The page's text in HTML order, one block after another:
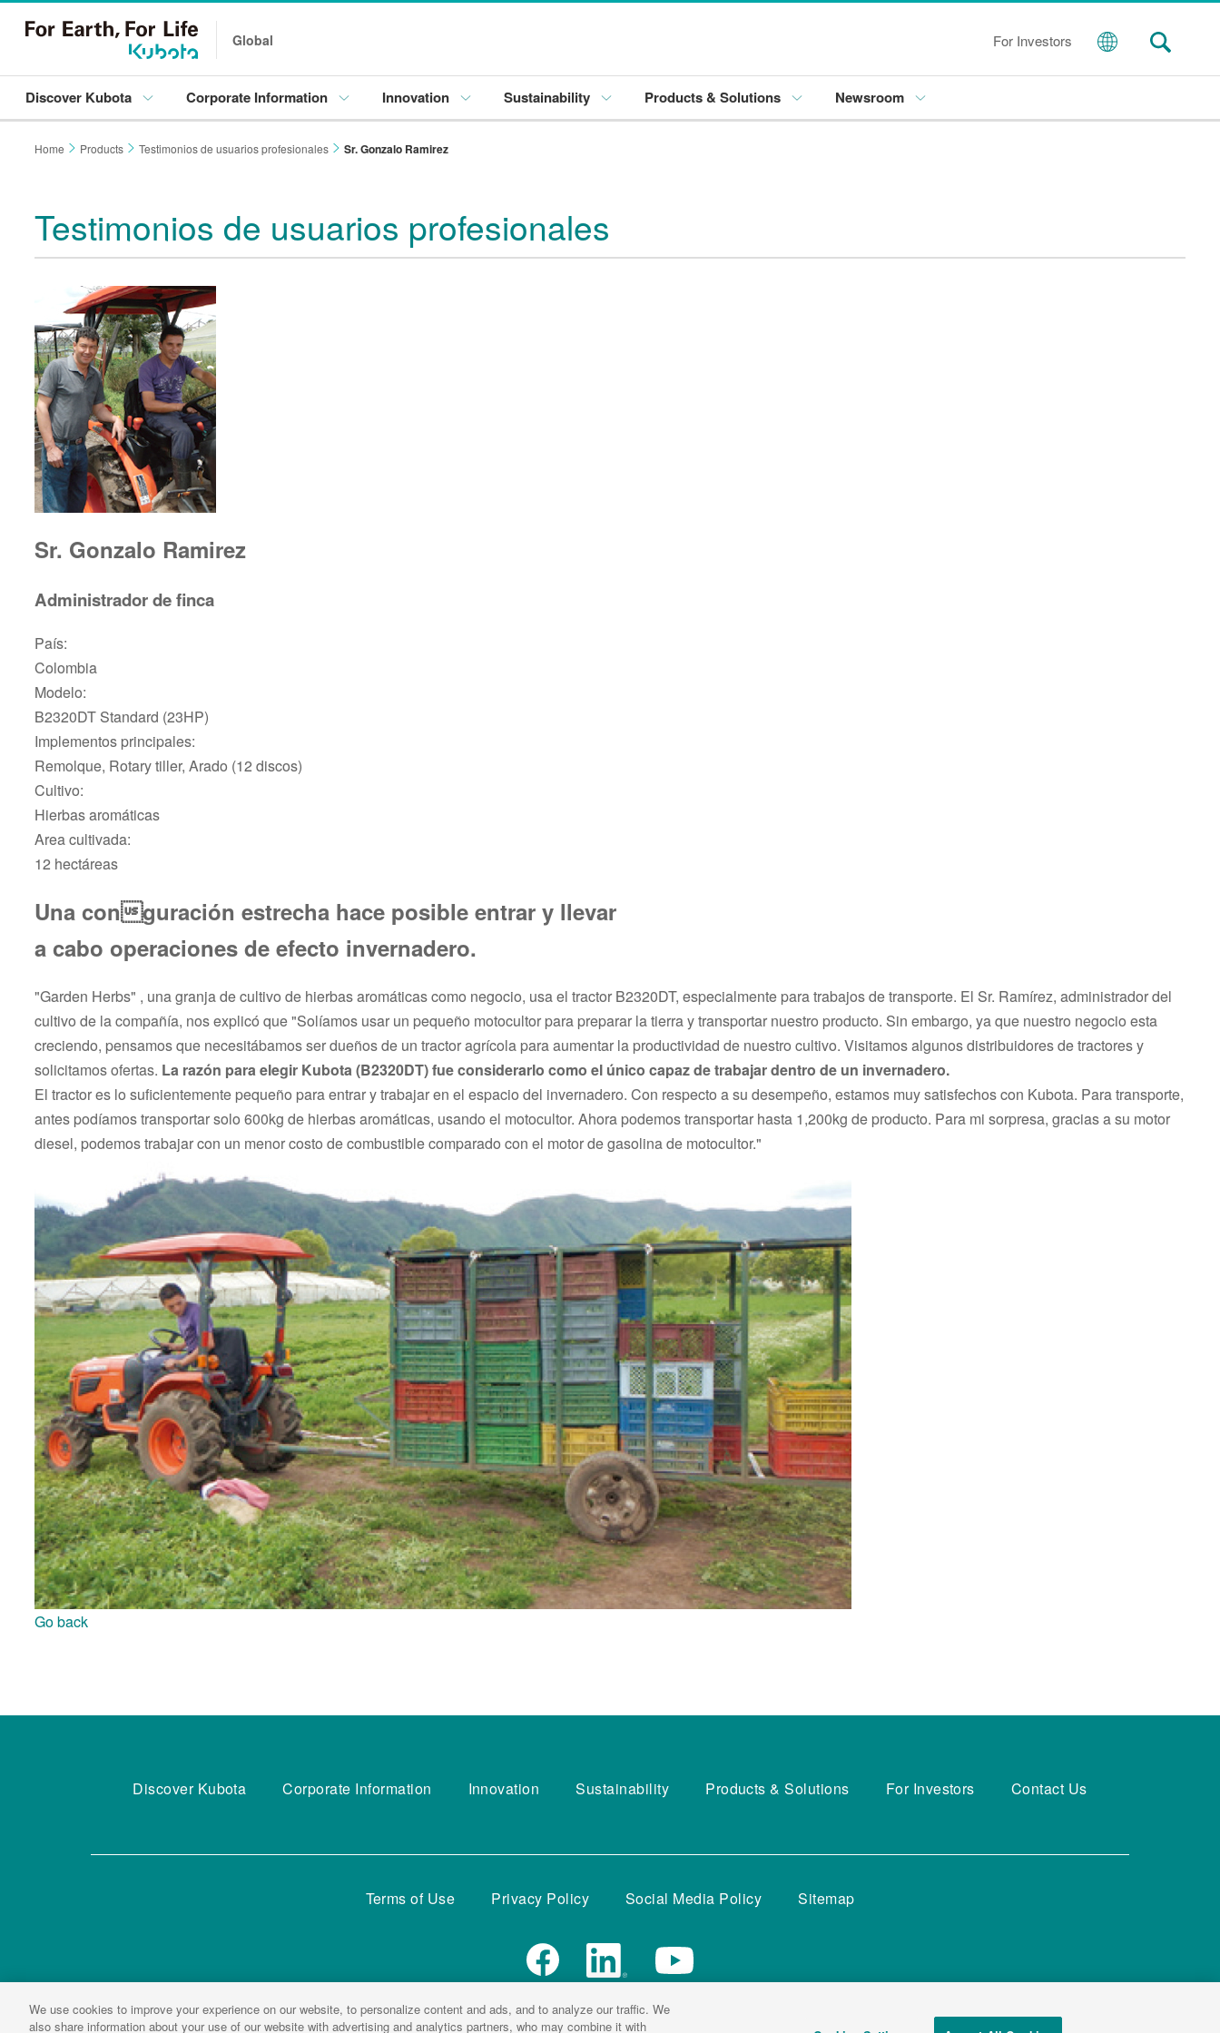
Global For Investors
Discover Kubota Corporate Information Innovation Sustainability Products & Solutions Newsroom
Home Products Testimonios de usuarios profesionales Sr. Gonzalo Ramirez
Testimonios de usuarios profesionales
Sr. Gonzalo Ramirez
Administrador de finca
País:
Colombia
Modelo:
B2320DT Standard (23HP)
Implementos principales:
Remolque, Rotary tiller, Arado (12 discos)
Cultivo:
Hierbas aromáticas
Area cultivada:
12 hectáreas
Una conguración estrecha hace posible entrar y llevar
a cabo operaciones de efecto invernadero.
"Garden Herbs" , una granja de cultivo de hierbas aromáticas como negocio, usa el tractor B2320DT, especialmente para trabajos de transporte. El Sr. Ramírez, administrador del
cultivo de la compañía, nos explicó que "Solíamos usar un pequeño motocultor para preparar la tierra y transportar nuestro producto. Sin embargo, ya que nuestro negocio esta
creciendo, pensamos que necesitábamos ser dueños de un tractor agrícola para aumentar la productividad de nuestro cultivo. Visitamos algunos distribuidores de tractores y
solicitamos ofertas. La razón para elegir Kubota (B2320DT) fue considerarlo como el único capaz de trabajar dentro de un invernadero.
El tractor es lo suficientemente pequeño para entrar y trabajar en el espacio del invernadero. Con respecto a su desempeño, estamos muy satisfechos con Kubota. Para transporte,
antes podíamos transportar solo 600kg de hierbas aromáticas, usando el motocultor. Ahora podemos transportar hasta 1,200kg de producto. Para mi sorpresa, gracias a su motor
diesel, podemos trabajar con un menor costo de combustible comparado con el motor de gasolina de motocultor."
Go back
Discover Kubota Corporate Information Innovation Sustainability Products & Solutions For Investors Contact Us
Terms of Use Privacy Policy Social Media Policy Sitemap
We use cookies to improve your experience on our website, to personalize content and ads, and to analyze our traffic. We
also share information about your use of our website with advertising and analytics partners, who may combine it with